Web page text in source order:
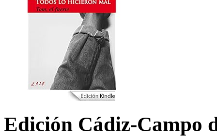
Edición Cádiz-Campo